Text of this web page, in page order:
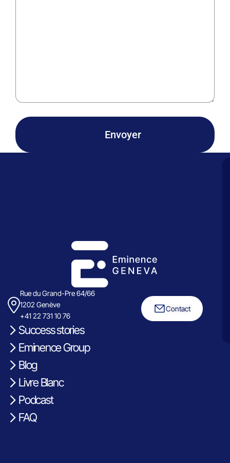
Envoyer
Rue du Grand-Pre 64/66
1202 Genève
+41 22 731 10 76
Contact
Success stories
Eminence Group
Blog
Livre Blanc
Podcast
FAQ